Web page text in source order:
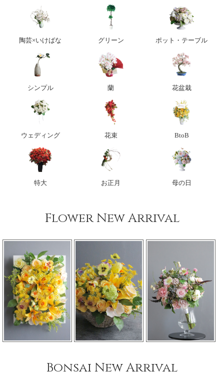
陶芸×いけばな グリーン ポット・テーブル
シンプル 蘭 花盆栽
ウェディング 花束 BtoB
特大 お正月 母の日
Flower New Arrival
Bonsai New Arrival